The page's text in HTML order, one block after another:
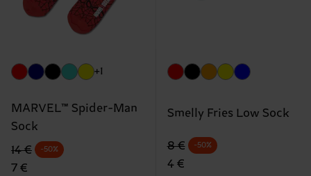
+1
MARVEL™ Spider-Man
Sock
Originalpreis
14 €
Reduzierter Preis
7 €
-50%
Smelly Fries Low Sock
Originalpreis
8 €
Reduzierter Preis
4 €
-50%